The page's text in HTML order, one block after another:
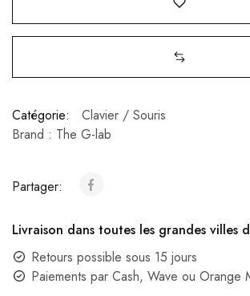
Catégorie:
Clavier / Souris
Brand : The G-lab
Partager:
Livraison dans toutes les grandes villes
Retours possible sous 15 jours
Paiements par Cash, Wave ou Orange